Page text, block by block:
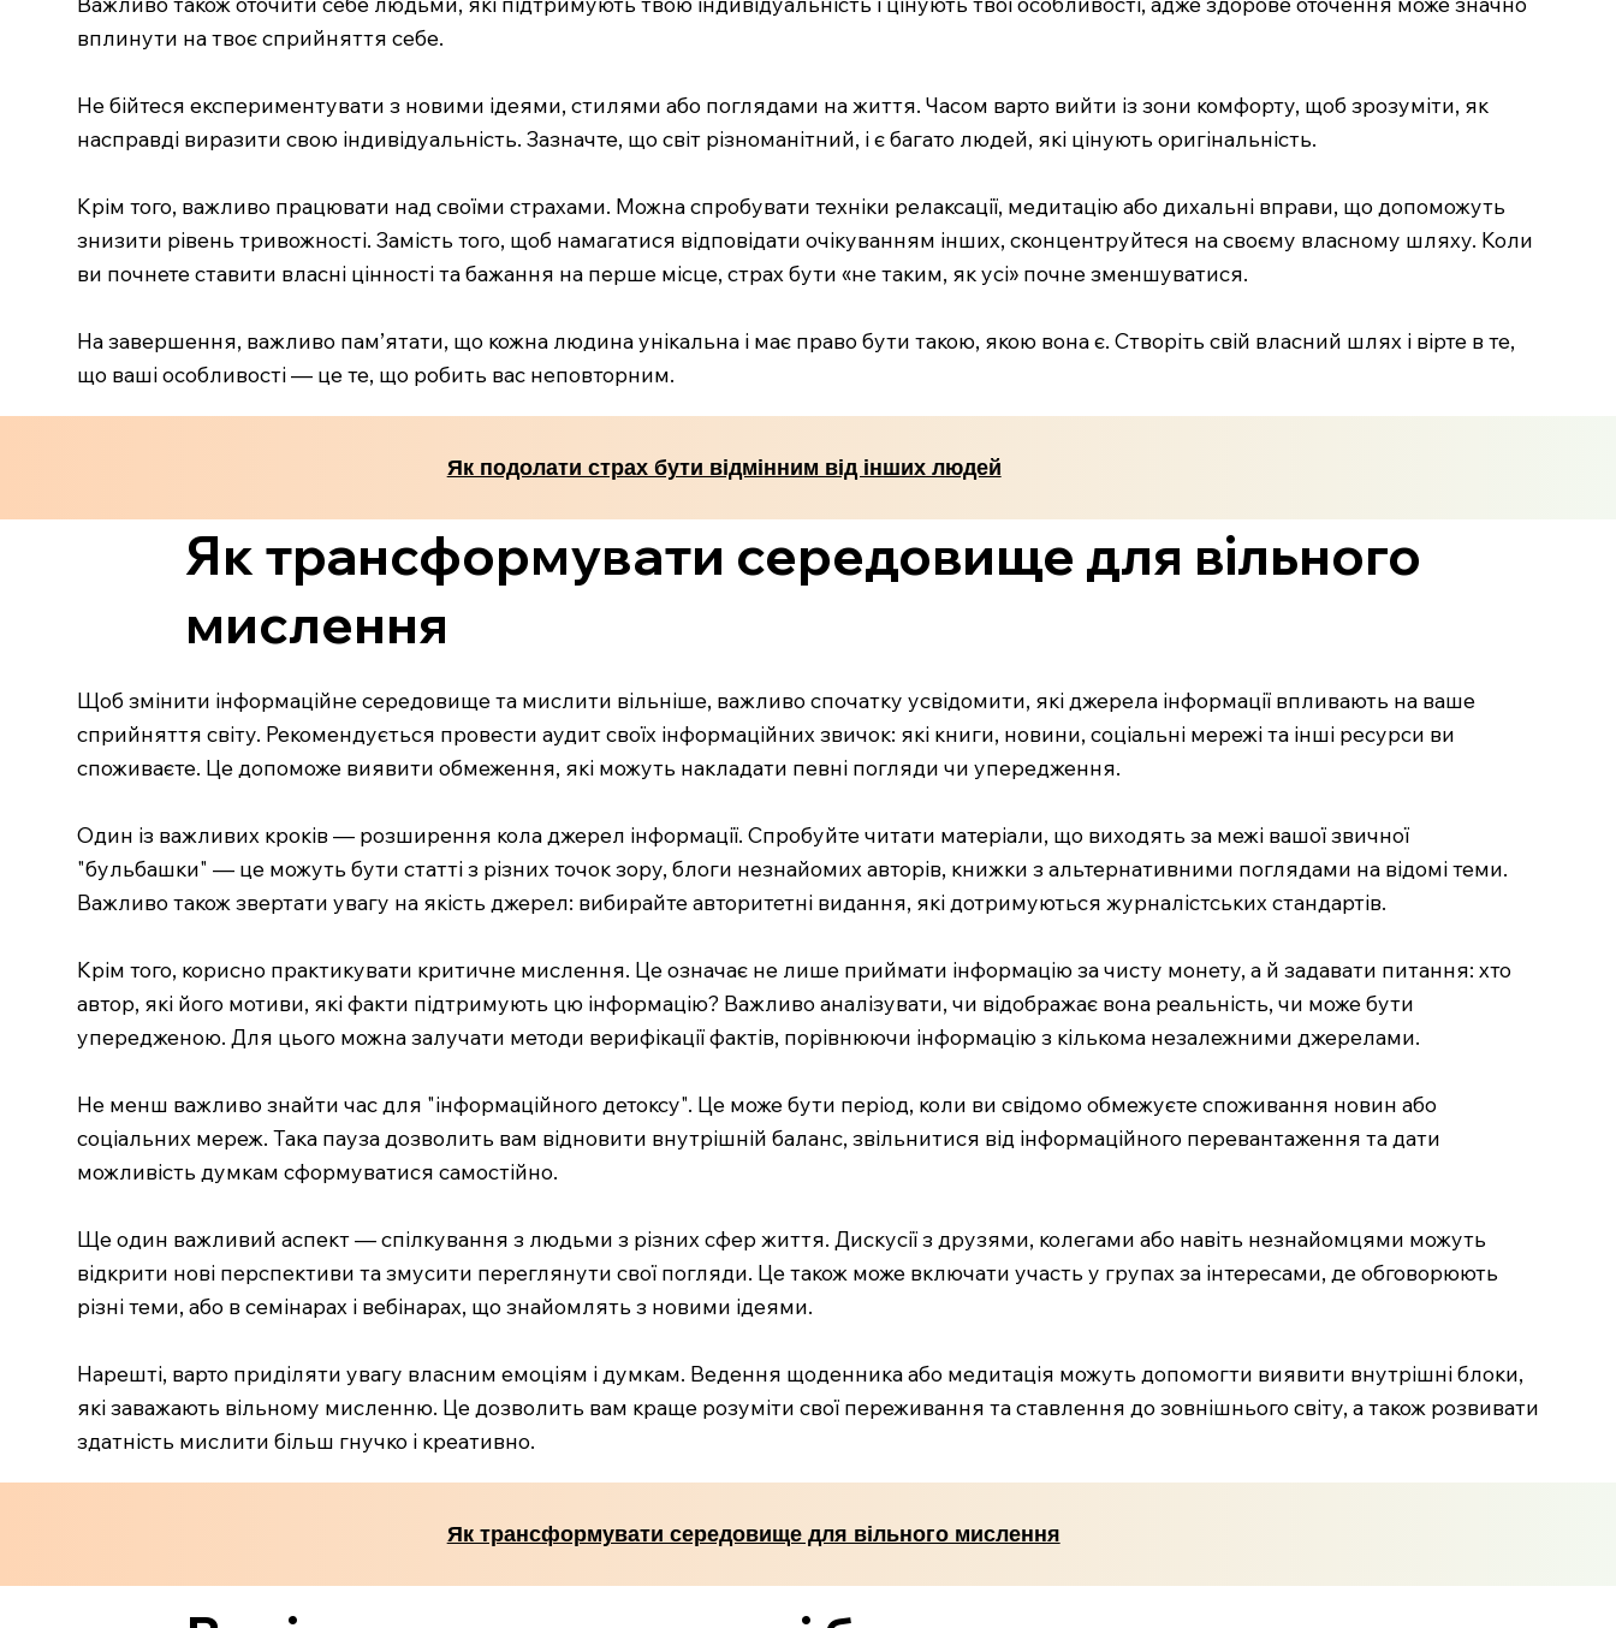
вплинути на твоє сприйняття себе.
Не бійтеся експериментувати з новими ідеями, стилями або поглядами на життя. Часом варто вийти із зони комфорту, щоб зрозуміти, як
насправді виразити свою індивідуальність. Зазначте, що світ різноманітний, і є багато людей, які цінують оригінальність.
Крім того, важливо працювати над своїми страхами. Можна спробувати техніки релаксації, медитацію або дихальні вправи, що допоможуть
знизити рівень тривожності. Замість того, щоб намагатися відповідати очікуванням інших, сконцентруйтеся на своєму власному шляху. Коли
ви почнете ставити власні цінності та бажання на перше місце, страх бути «не таким, як усі» почне зменшуватися.
На завершення, важливо пам’ятати, що кожна людина унікальна і має право бути такою, якою вона є. Створіть свій власний шлях і вірте в те,
що ваші особливості — це те, що робить вас неповторним.
Як подолати страх бути відмінним від інших людей
Як трансформувати середовище для вільного
мислення
Щоб змінити інформаційне середовище та мислити вільніше, важливо спочатку усвідомити, які джерела інформації впливають на ваше
сприйняття світу. Рекомендується провести аудит своїх інформаційних звичок: які книги, новини, соціальні мережі та інші ресурси ви
споживаєте. Це допоможе виявити обмеження, які можуть накладати певні погляди чи упередження.
Один із важливих кроків — розширення кола джерел інформації. Спробуйте читати матеріали, що виходять за межі вашої звичної
"бульбашки" — це можуть бути статті з різних точок зору, блоги незнайомих авторів, книжки з альтернативними поглядами на відомі теми.
Важливо також звертати увагу на якість джерел: вибирайте авторитетні видання, які дотримуються журналістських стандартів.
Крім того, корисно практикувати критичне мислення. Це означає не лише приймати інформацію за чисту монету, а й задавати питання: хто
автор, які його мотиви, які факти підтримують цю інформацію? Важливо аналізувати, чи відображає вона реальність, чи може бути
упередженою. Для цього можна залучати методи верифікації фактів, порівнюючи інформацію з кількома незалежними джерелами.
Не менш важливо знайти час для "інформаційного детоксу". Це може бути період, коли ви свідомо обмежуєте споживання новин або
соціальних мереж. Така пауза дозволить вам відновити внутрішній баланс, звільнитися від інформаційного перевантаження та дати
можливість думкам сформуватися самостійно.
Ще один важливий аспект — спілкування з людьми з різних сфер життя. Дискусії з друзями, колегами або навіть незнайомцями можуть
відкрити нові перспективи та змусити переглянути свої погляди. Це також може включати участь у групах за інтересами, де обговорюють
різні теми, або в семінарах і вебінарах, що знайомлять з новими ідеями.
Нарешті, варто приділяти увагу власним емоціям і думкам. Ведення щоденника або медитація можуть допомогти виявити внутрішні блоки,
які заважають вільному мисленню. Це дозволить вам краще розуміти свої переживання та ставлення до зовнішнього світу, а також розвивати
здатність мислити більш гнучко і креативно.
Як трансформувати середовище для вільного мислення